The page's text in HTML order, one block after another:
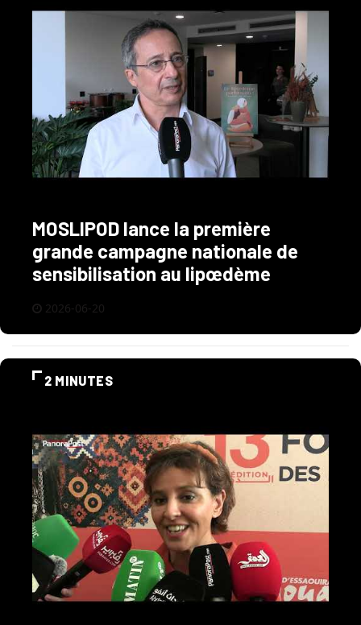
MOSLIPOD lance la première
grande campagne nationale de
sensibilisation au lipœdème
2026-06-20
2 MINUTES